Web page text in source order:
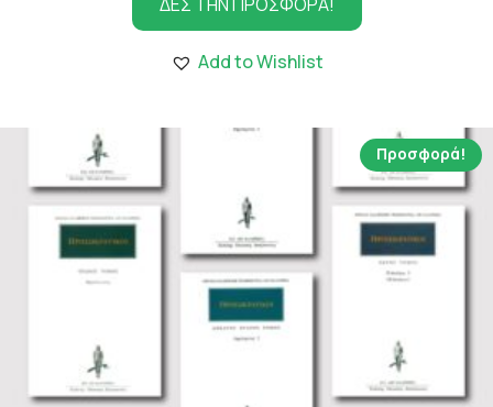
was:
1,272.00 €.
τιμή
Add to Wishlist
Προσφορά!